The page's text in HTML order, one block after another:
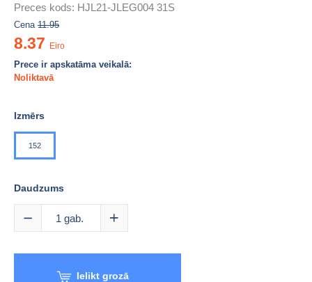
Preces kods: HJL21-JLEG004 31S
Cena 11.95
8.37 Eiro
Prece ir apskatāma veikalā:
Noliktavā
Izmērs
152
Daudzums
1 gab.
Ielikt grozā